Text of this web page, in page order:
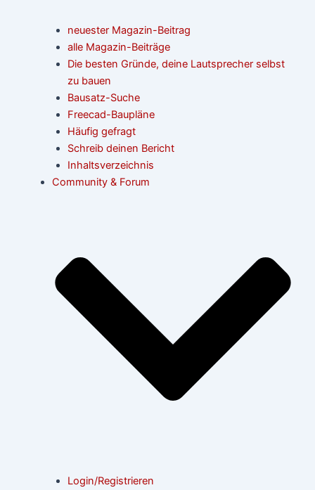
neuester Magazin-Beitrag
alle Magazin-Beiträge
Die besten Gründe, deine Lautsprecher selbst
zu bauen
Bausatz-Suche
Freecad-Baupläne
Häufig gefragt
Schreib deinen Bericht
Inhaltsverzeichnis
Community & Forum
Login/Registrieren